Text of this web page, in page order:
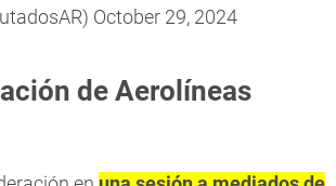
October 29, 2024
de Aerolíneas